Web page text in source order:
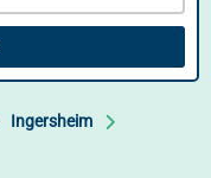
Ingersheim